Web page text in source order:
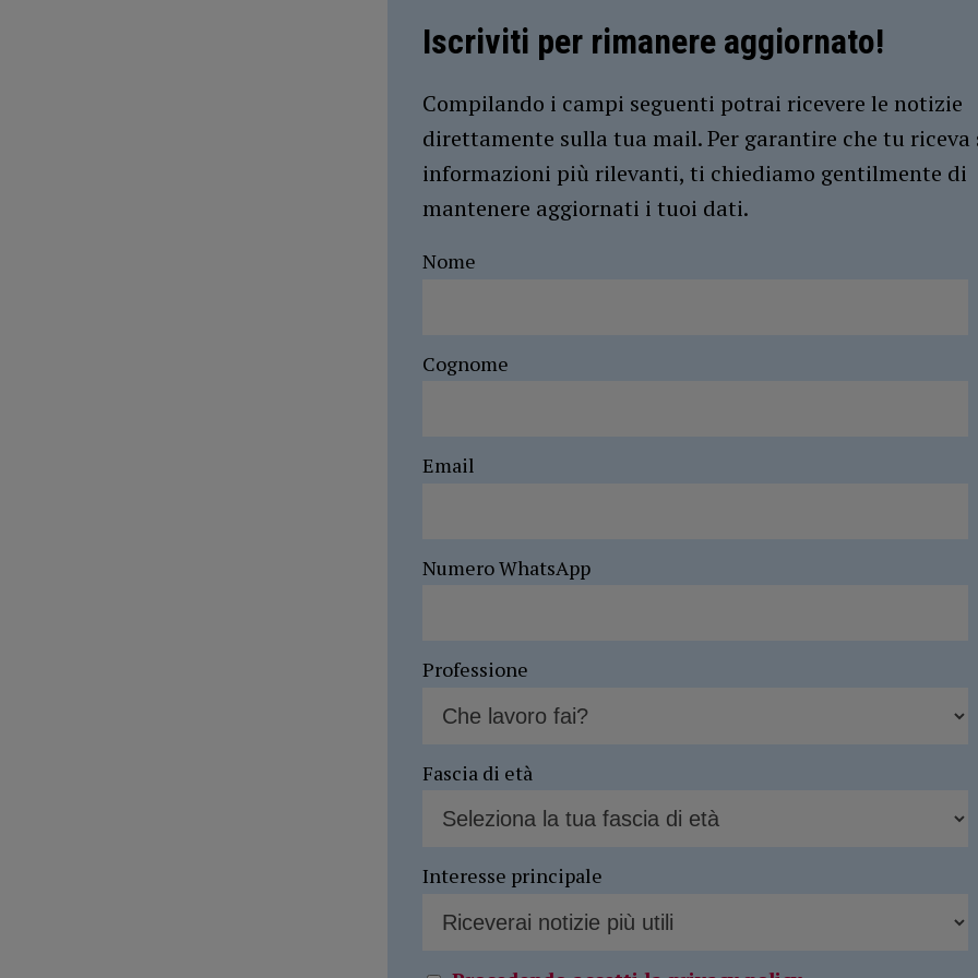
Iscriviti per rimanere aggiornato!
Compilando i campi seguenti potrai ricevere le notizie
direttamente sulla tua mail. Per garantire che tu riceva
informazioni più rilevanti, ti chiediamo gentilmente di
mantenere aggiornati i tuoi dati.
Nome
Cognome
Email
Numero WhatsApp
Professione
Fascia di età
Interesse principale